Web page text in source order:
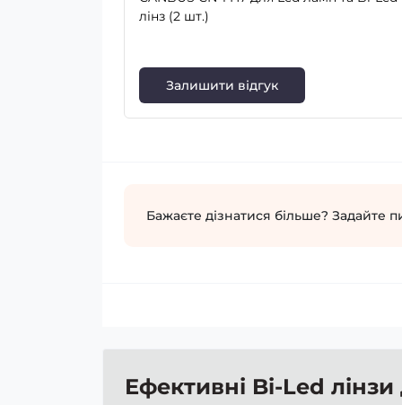
лінз (2 шт.)
Залишити відгук
Бажаєте дізнатися більше? Задайте
Ефективні Bi-Led лінзи